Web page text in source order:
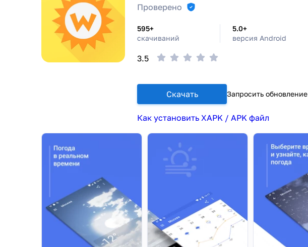
Проверено
595+
скачиваний
5.0+
версия Android
3.5
Скачать Запросить обновление
Как установить XAPK / APK файл